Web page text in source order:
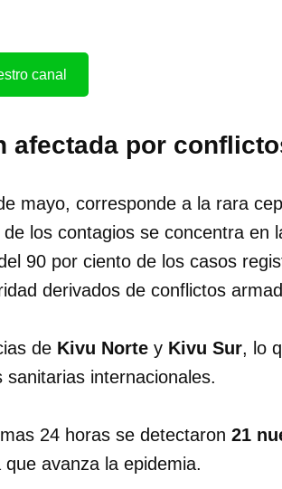
canal
afectada por
mayo, corresponde a la rara
los contagios se concentra en
90 por ciento de los casos
derivados de conflictos
de Kivu Norte y Kivu Sur, lo
internacionales.
24 horas se detectaron 21
avanza la epidemia.